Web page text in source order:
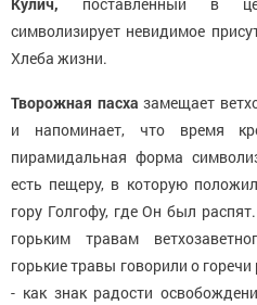
Кулич, поставленный в
символизирует невидимое
Хлеба жизни.
Творожная пасха замещает
и напоминает, что время
пирамидальная форма
есть пещеру, в которую
гору Голгофу, где Он был
горьким травам
горькие травы говорили о
- как знак радости